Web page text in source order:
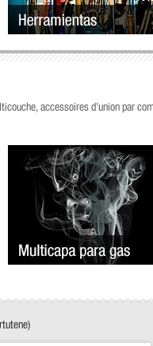
accessoires d’union par